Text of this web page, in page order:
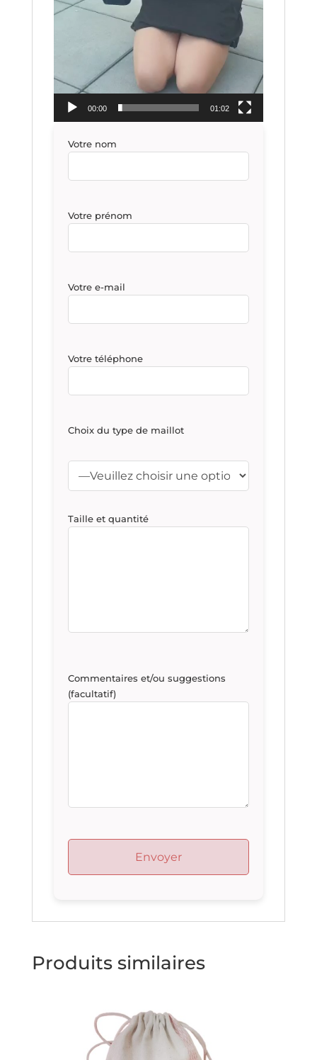
00:00 01:02
Votre nom
Votre prénom
Votre e-mail
Votre téléphone
Choix du type de maillot
Taille et quantité
Commentaires et/ou suggestions
(facultatif)
Produits similaires